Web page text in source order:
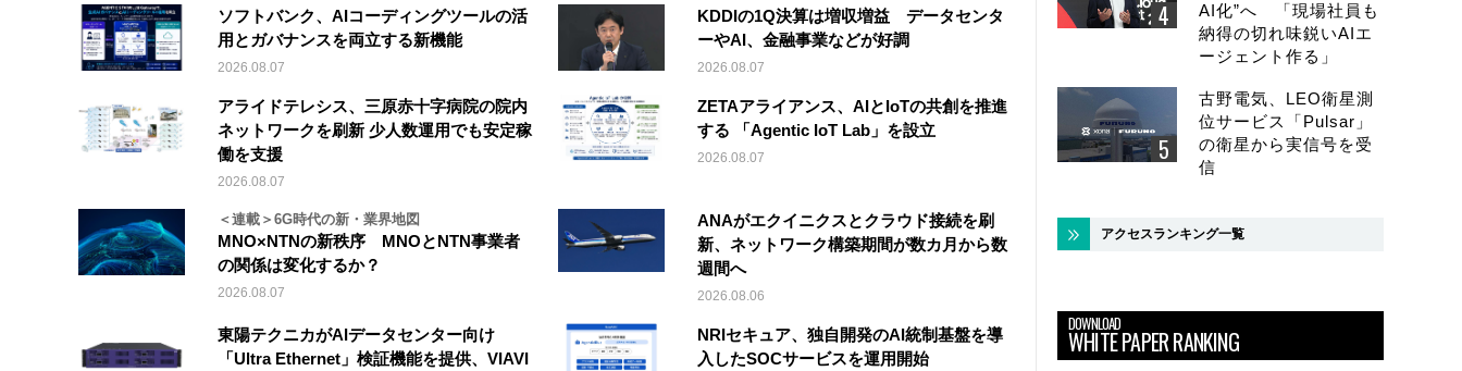
ソフトバンク、AIコーディングツールの活
用とガバナンスを両立する新機能
2026.08.07
KDDIの1Q決算は増収増益 データセンタ
ーやAI、金融事業などが好調
2026.08.07
アライドテレシス、三原赤十字病院の院内
ネットワークを刷新 少人数運用でも安定稼
働を支援
2026.08.07
ZETAアライアンス、AIとIoTの共創を推進
する 「Agentic IoT Lab」を設立
2026.08.07
＜連載＞6G時代の新・業界地図
MNO×NTNの新秩序 MNOとNTN事業者
の関係は変化するか？
2026.08.07
ANAがエクイニクスとクラウド接続を刷
新、ネットワーク構築期間が数カ月から数
週間へ
2026.08.06
東陽テクニカがAIデータセンター向け
「Ultra Ethernet」検証機能を提供、VIAVI
NRIセキュア、独自開発のAI統制基盤を導
入したSOCサービスを運用開始
AI化”へ 「現場社員も
納得の切れ味鋭いAIエ
ージェント作る」
古野電気、LEO衛星測
位サービス「Pulsar」
の衛星から実信号を受
信
アクセスランキング一覧
DOWNLOAD
WHITE PAPER RANKING